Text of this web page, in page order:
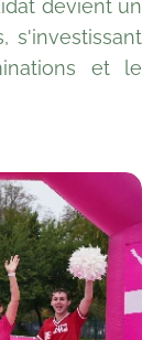
devient un
s'investissant
et le